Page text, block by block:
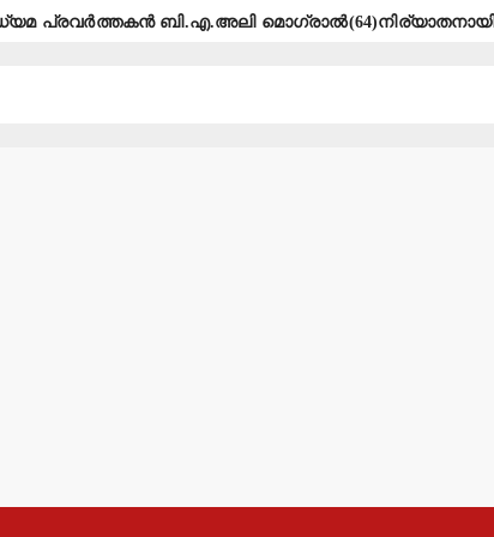
പ്രവര്‍ത്തകന്‍ ബി.എ.അലി മൊഗ്രാല്‍(64)നിര്യാതനായി
ഉദ്ഘാടനം ചെയ്യും.